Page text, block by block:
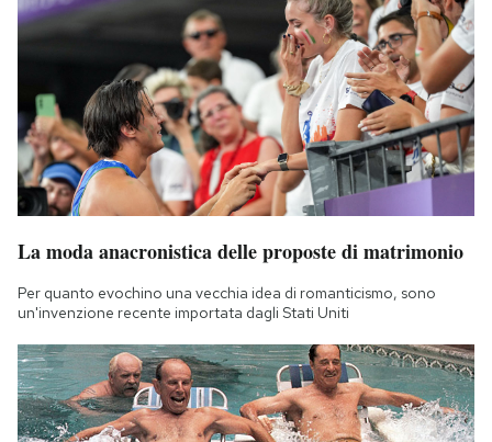
La moda anacronistica delle proposte di matrimonio
Per quanto evochino una vecchia idea di romanticismo, sono
un'invenzione recente importata dagli Stati Uniti